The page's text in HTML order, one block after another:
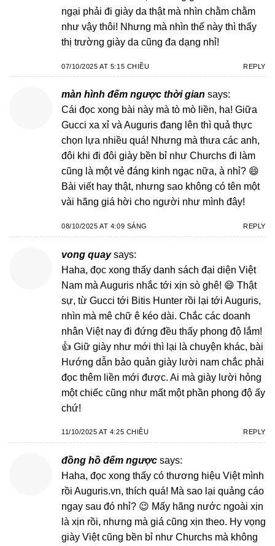
ngại phải đi giày da thật mà nhìn chằm chằm
như vậy thôi! Nhưng mà nhìn thế này thì thấy
thị trường giày da cũng đa dạng nhỉ!
07/10/2025 AT 5:15 CHIỀU REPLY
màn hình đếm ngược thời gian says:
Cái đọc xong bài này mà tò mò liền, ha! Giữa
Gucci xa xỉ và Auguris đang lên thì quả thực
chọn lựa nhiều quá! Nhưng mà thưa các anh,
đôi khi đi đôi giày bền bỉ như Churchs đi làm
cũng là một vẻ đáng kinh ngạc nữa, à nhỉ? 😄
Bài viết hay thật, nhưng sao không có tên một
vài hãng giá hời cho người như mình đây!
08/10/2025 AT 4:09 SÁNG REPLY
vong quay says:
Haha, đọc xong thấy danh sách đại diện Việt
Nam mà Auguris nhắc tới xịn sò ghê! 😄 Thật
sự, từ Gucci tới Bitis Hunter rồi lại tới Auguris,
nhìn mà mê chữ ê kéo dài. Chắc các doanh
nhân Việt nay đi đứng đều thấy phong độ lắm!
👍 Giữ giày như mới thì lại là chuyện khác, bài
Hướng dẫn bảo quản giày lười nam chắc phải
đọc thêm liền mới được. Ai mà giày lười hỏng
một chiếc cũng như mất một phần phong độ ấy
chứ!
11/10/2025 AT 4:25 CHIỀU REPLY
đồng hồ đếm ngược says:
Haha, đọc xong thấy có thương hiệu Việt mình
rồi Auguris.vn, thích quá! Mà sao lại quảng cáo
ngay sau đó nhỉ? 😉 Mấy hãng nước ngoài xịn
là xịn rồi, nhưng mà giá cũng xịn theo. Hy vọng
giày Việt cũng bền bỉ như Churchs mà không